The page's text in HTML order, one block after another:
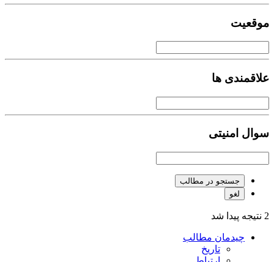
موقعیت
علاقمندی ها
سوال امنیتی
جستجو در مطالب
لغو
2 نتیجه پیدا شد
چیدمان مطالب
تاریخ